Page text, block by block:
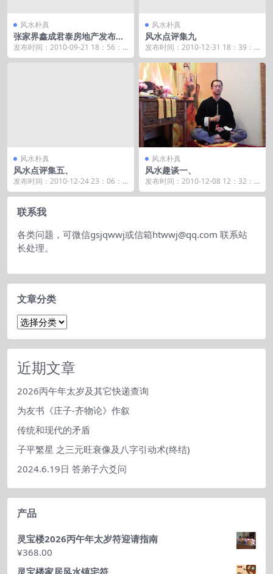
风水朴真
张家界鑫成君泰房地产发布会
演讲！
发布时间：2010-09-21 18：56：5
1 商业讲座，转载请注...
风水朴真
风水点评集九
发布时间：2010-12-31 18：39：4
5 前几天请海天大师看了下我家的
风...
风水朴真
风水点评集五、
发布时间：2010-12-24 23：06：4
0 大师，您好！我家刚购去一房
屋，...
风水朴真
风水趣谈一、
发布时间：2010-12-08 12：32：1
5 为人相楼盘，有上海同行，见楼
盘...
联系我
各类问题，可微信gsjqwwj或信箱htwwj@qq.com 联系站
长处理。
文章分类
文
分
类
近期文章
2026丙午年太岁及其它快递查询
为友书《庄子-齐物论》作叙
传统和现代的矛盾
子平繁星 之三元旺衰像及八字引动术(终结)
2024.6.19日 答弟子六爻问
产品
灵宝楼2026丙午年太岁符迎请指南
¥368.00